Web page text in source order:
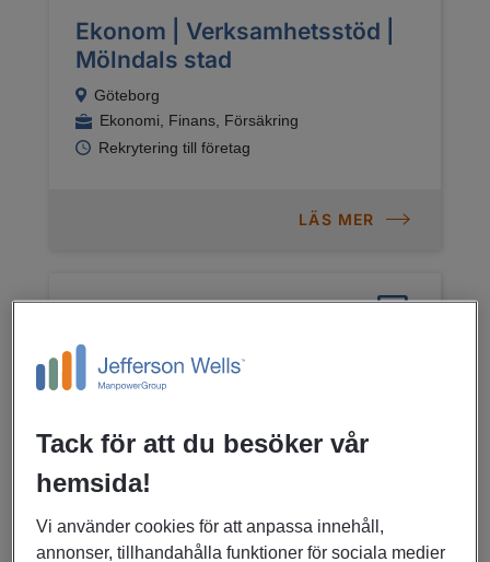
Ekonom | Verksamhetsstöd |
Mölndals stad
Göteborg
Ekonomi, Finans, Försäkring
Rekrytering till företag
LÄS MER
31/07/2026
Orderhanterare till Presto AB,
Katrineholm
Ekonomi, Finans, Försäkring
Rekrytering till företag
LÄS MER
Tack för att du besöker vår
hemsida!
Vi använder cookies för att anpassa innehåll,
annonser, tillhandahålla funktioner för sociala medier